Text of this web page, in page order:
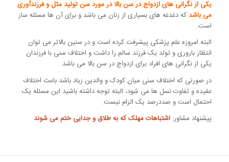
یکی از نگرانی های ازدواج در سن بالا در مورد سن تولید مثل و فرزندآوری
می باشد که دغدغه های بسیاری از زنان می باشد و برای آن ها مسئله ساز
است.
البته امروزه علم پزشکی پیشرفت کرده است و در سنین بالاتر می توان
انتظار باروری و تولد یک فرزند سالم را داشت و اختلاف سنی با فرزندان
یکی از نگرانی های افراد برای ازدواج در سن بالا می باشد.
در صورتی که اختلاف سنی میان کودک و والدین زیاد باشد باعث اختلاف
عقیده و تفاوت نسل ها می شود، البته توجه داشته باشید این مسئله یک
احتمال است و صددرصد یک الزام نیست.
پیشنهاد مشاور: اشتباهات مهلک که بهطلاق و جداییختم می شوند